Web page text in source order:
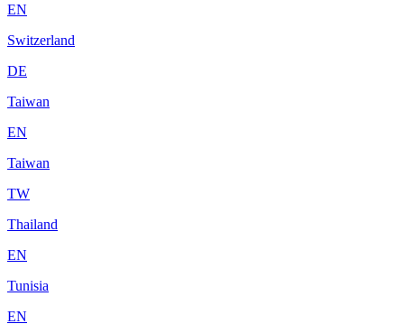
EN
Switzerland
DE
Taiwan
EN
Taiwan
TW
Thailand
EN
Tunisia
EN